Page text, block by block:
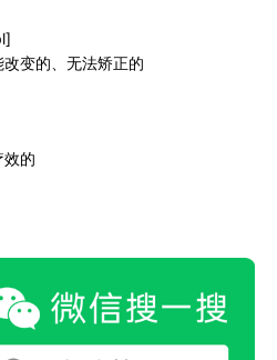
改变的、无法矫正的
效的